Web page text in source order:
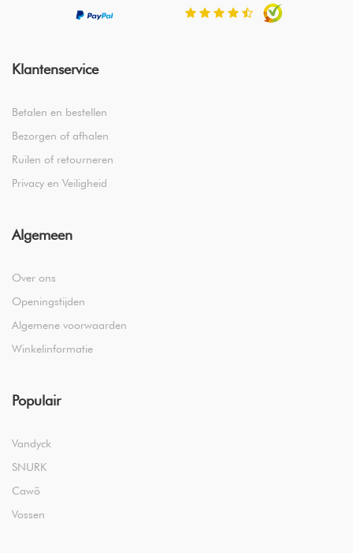
Klantenservice
Betalen en bestellen
Bezorgen of afhalen
Ruilen of retourneren
Privacy en Veiligheid
Algemeen
Over ons
Openingstijden
Algemene voorwaarden
Winkelinformatie
Populair
Vandyck
SNURK
Cawö
Vossen